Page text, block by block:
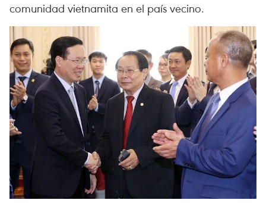
comunidad vietnamita en el país vecino.